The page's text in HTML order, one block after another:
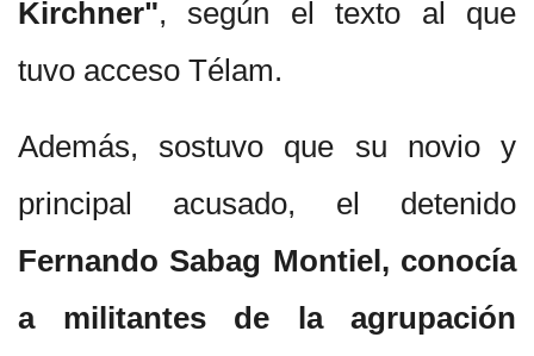
Kirchner", según el texto al que
tuvo acceso Télam.
Además, sostuvo que su novio y
principal acusado, el detenido
Fernando Sabag Montiel, conocía
a militantes de la agrupación